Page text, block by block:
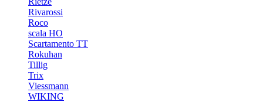
Rivarossi
Roco
scala HO
Scartamento TT
Rokuhan
Tillig
Trix
Viessmann
WIKING